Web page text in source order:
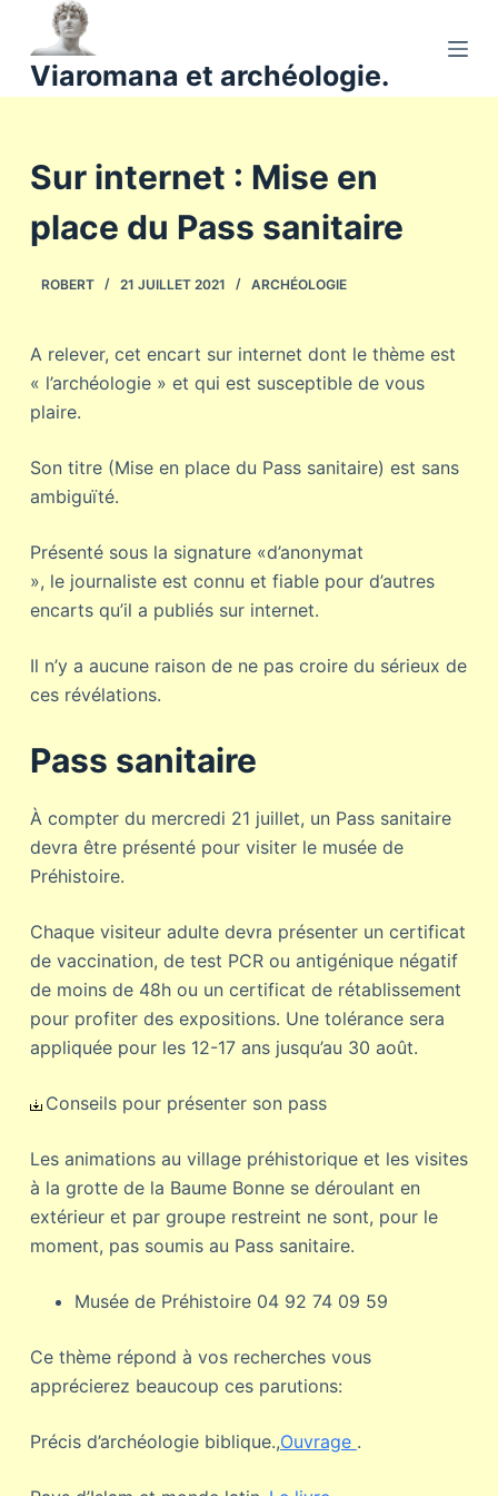
a
u
Viaromana et archéologie.
Sur internet : Mise en
place du Pass sanitaire
ROBERT 21 JUILLET 2021 ARCHÉOLOGIE
A relever, cet encart sur internet dont le thème est
« l’archéologie » et qui est susceptible de vous
plaire.
Son titre (Mise en place du Pass sanitaire) est sans
ambiguïté.
Présenté sous la signature «d’anonymat
», le journaliste est connu et fiable pour d’autres
encarts qu’il a publiés sur internet.
Il n’y a aucune raison de ne pas croire du sérieux de
ces révélations.
Pass sanitaire
À compter du mercredi 21 juillet, un Pass sanitaire
devra être présenté pour visiter le musée de
Préhistoire.
Chaque visiteur adulte devra présenter un certificat
de vaccination, de test PCR ou antigénique négatif
de moins de 48h ou un certificat de rétablissement
pour profiter des expositions. Une tolérance sera
appliquée pour les 12-17 ans jusqu’au 30 août.
Conseils pour présenter son pass
Les animations au village préhistorique et les visites
à la grotte de la Baume Bonne se déroulant en
extérieur et par groupe restreint ne sont, pour le
moment, pas soumis au Pass sanitaire.
Musée de Préhistoire 04 92 74 09 59
Ce thème répond à vos recherches vous
apprécierez beaucoup ces parutions:
Précis d’archéologie biblique.,Ouvrage .